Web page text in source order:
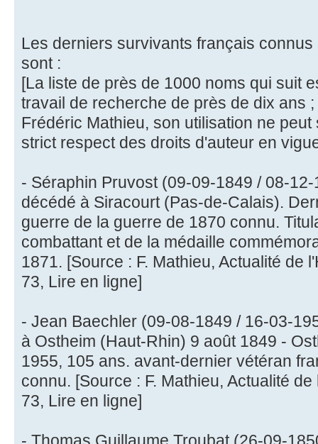
Les derniers survivants français
sont :
[La liste de près de 1000 noms qui suit
travail de recherche de près de dix ans
Frédéric Mathieu, son utilisation ne
strict respect des droits d'auteur en
- Séraphin Pruvost (09-09-1849 / 08-
décédé à Siracourt (Pas-de-Calais).
guerre de la guerre de 1870 connu.
combattant et de la médaille
1871. [Source : F. Mathieu, Actualité de
73, Lire en ligne]
- Jean Baechler (09-08-1849 / 16-03-
à Ostheim (Haut-Rhin) 9 août 1849 -
1955, 105 ans. avant-dernier vétéran
connu. [Source : F. Mathieu, Actualité
73, Lire en ligne]
- Thomas Guillaume Troubat (26-09-